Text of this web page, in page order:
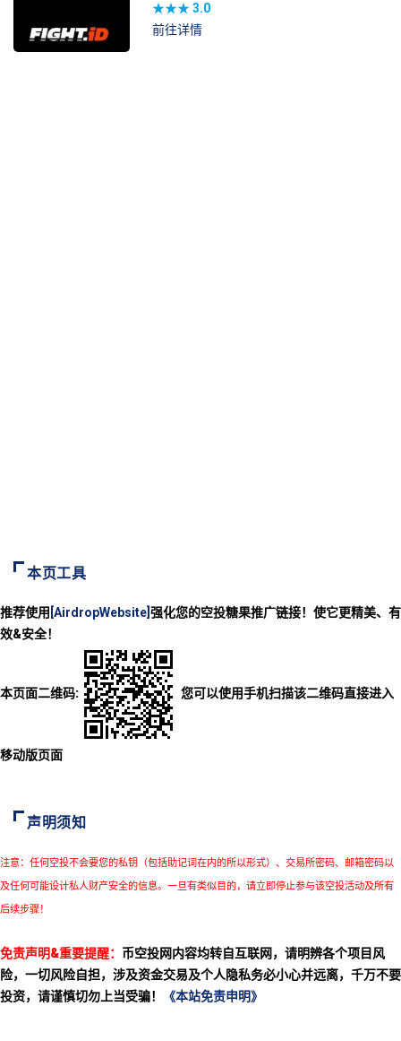
★★★3.0
前往详情
本页工具
推荐使用 [AirdropWebsite] 强化您的空投糖果推广链接！使它更精美、有
效&安全！
本页面二维码: 您可以使用手机扫描该二维码直接进入
移动版页面
声明须知
注意：任何空投不会要您的私钥（包括助记词在内的所以形式）、交易所密码、邮箱密码以
及任何可能设计私人财产安全的信息。一旦有类似目的，请立即停止参与该空投活动及所有
后续步骤！
免责声明&重要提醒： 币空投网内容均转自互联网，请明辨各个项目风
险，一切风险自担，涉及资金交易及个人隐私务必小心并远离，千万不要
投资，请谨慎切勿上当受骗！
《本站免责申明》